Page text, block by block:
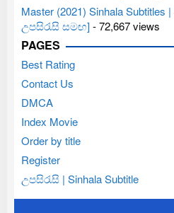
Master (2021) Sinhala
උපසිරැසි සමඟ]- 72,667 views
PAGES
Best Rating
Contact Us
DMCA
Index Movie
Order by title
Register
උපසිරැසි | Sinhala Subtitle